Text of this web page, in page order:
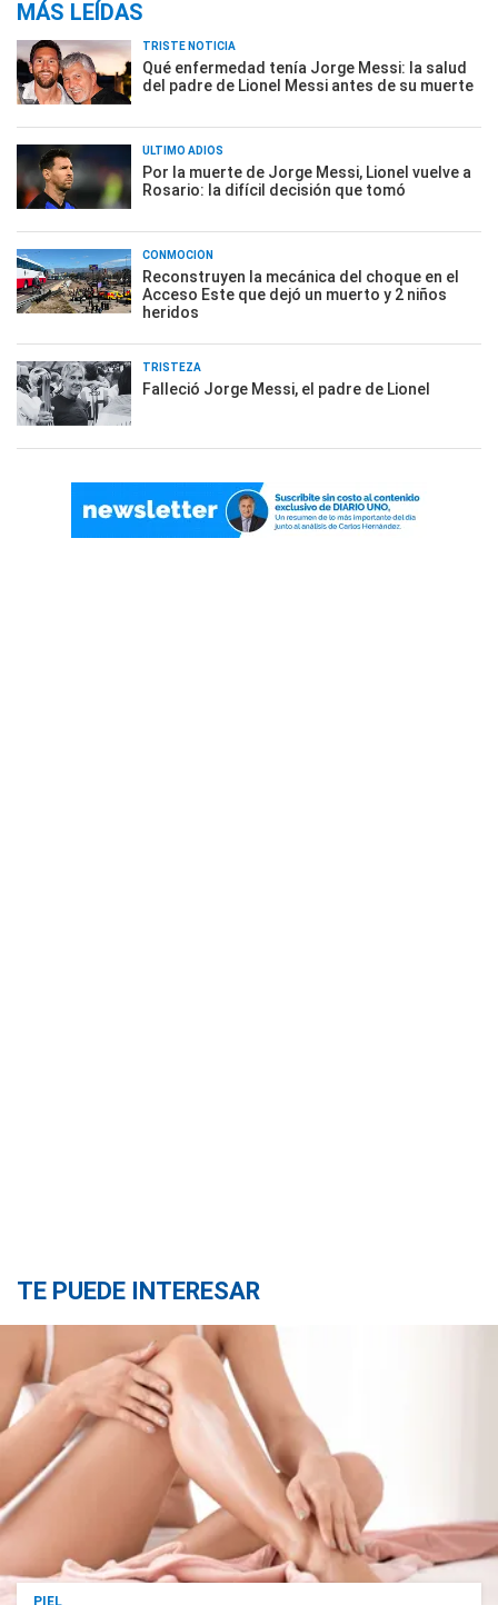
MÁS LEÍDAS
TRISTE NOTICIA
Qué enfermedad tenía Jorge Messi: la salud
del padre de Lionel Messi antes de su muerte
ÚLTIMO ADIÓS
Por la muerte de Jorge Messi, Lionel vuelve a
Rosario: la difícil decisión que tomó
CONMOCIÓN
Reconstruyen la mecánica del choque en el
Acceso Este que dejó un muerto y 2 niños
heridos
TRISTEZA
Falleció Jorge Messi, el padre de Lionel
TE PUEDE INTERESAR
PIEL